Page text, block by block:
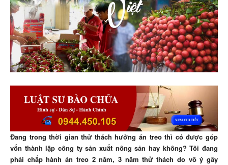
Đang trong thời gian thử thách hưởng án treo thì có được góp
vốn thành lập công ty sản xuất nông sản hay không? Tôi đang
phải chấp hành án treo 2 năm, 3 năm thử thách do vô ý gây